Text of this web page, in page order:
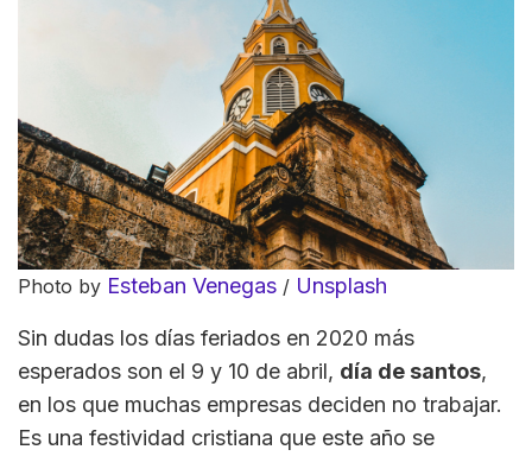
Photo by Esteban Venegas / Unsplash
Sin dudas los días feriados en 2020 más
esperados son el 9 y 10 de abril, día de santos,
en los que muchas empresas deciden no trabajar.
Es una festividad cristiana que este año se